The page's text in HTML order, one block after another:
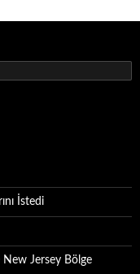
İstedi
New Jersey Bölge